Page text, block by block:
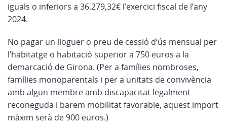
iguals o inferiors a 36.279,32€ l’exercici fiscal de l’any
2024.
No pagar un lloguer o preu de cessió d’ús mensual per
l’habitatge o habitació superior a 750 euros a la
demarcació de Girona. (Per a famílies nombroses,
famílies monoparentals i per a unitats de convivència
amb algun membre amb discapacitat legalment
reconeguda i barem mobilitat favorable, aquest import
màxim serà de 900 euros.)